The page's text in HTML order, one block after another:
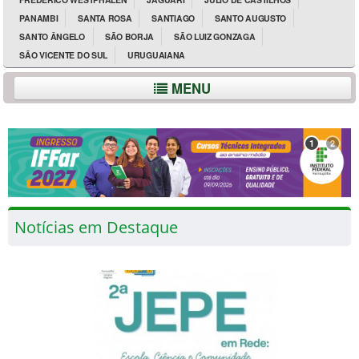
PANAMBI
SANTA ROSA SANTIAGO
SANTO AUGUSTO
SANTO ÂNGELO
SÃO BORJA
SÃO LUIZ GONZAGA
SÃO VICENTE DO SUL
URUGUAIANA
MENU
1 2
Notícias em Destaque